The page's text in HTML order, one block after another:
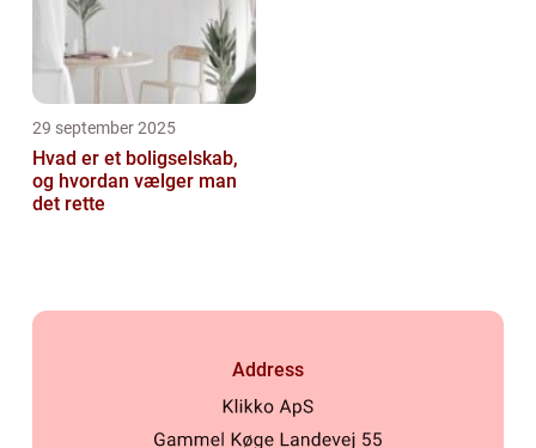
29 september 2025
Hvad er et boligselskab,
og hvordan vælger man
det rette
Address